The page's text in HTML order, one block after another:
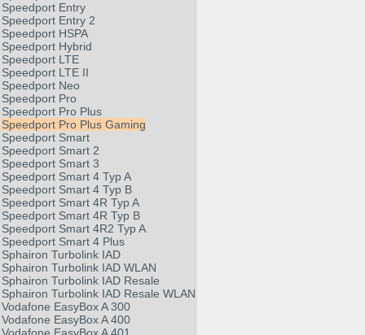
Speedport Entry
Speedport Entry 2
Speedport HSPA
Speedport Hybrid
Speedport LTE
Speedport LTE II
Speedport Neo
Speedport Pro
Speedport Pro Plus
Speedport Pro Plus Gaming
Speedport Smart
Speedport Smart 2
Speedport Smart 3
Speedport Smart 4 Typ A
Speedport Smart 4 Typ B
Speedport Smart 4R Typ A
Speedport Smart 4R Typ B
Speedport Smart 4R2 Typ A
Speedport Smart 4 Plus
Sphairon Turbolink IAD
Sphairon Turbolink IAD WLAN
Sphairon Turbolink IAD Resale
Sphairon Turbolink IAD Resale WLAN
Vodafone EasyBox A 300
Vodafone EasyBox A 400